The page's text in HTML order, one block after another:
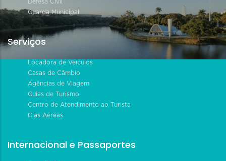
Defesa Civil
Guarda Municipal
Serviços
Locadora de Veículos
Casas de Câmbio
Agências de Viagem
Guias de Turismo
Centro de Atendimento ao Turista
Cias Aéreas
Internacional e Passaportes